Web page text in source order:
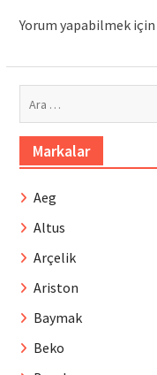
Yorum yapabilmek için
Markalar
Aeg
Altus
Arçelik
Ariston
Baymak
Beko